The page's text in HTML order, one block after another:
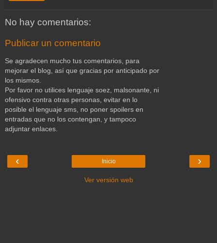
No hay comentarios:
Publicar un comentario
Se agradecen mucho tus comentarios, para
mejorar el blog, así que gracias por anticipado por
los mismos.
Por favor no utilices lenguaje soez, malsonante, ni
ofensivo contra otras personas, evitar en lo
posible el lenguaje sms, no poner spoilers en
entradas que no los contengan, y tampoco
adjuntar enlaces.
‹ ›
Inicio
Ver versión web